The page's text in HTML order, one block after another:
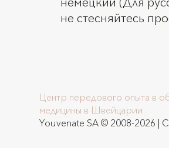
не стесняйтесь
Центр передового опыта в
медицины в Швейцарии
Youvenate SA © 2008-2026 |